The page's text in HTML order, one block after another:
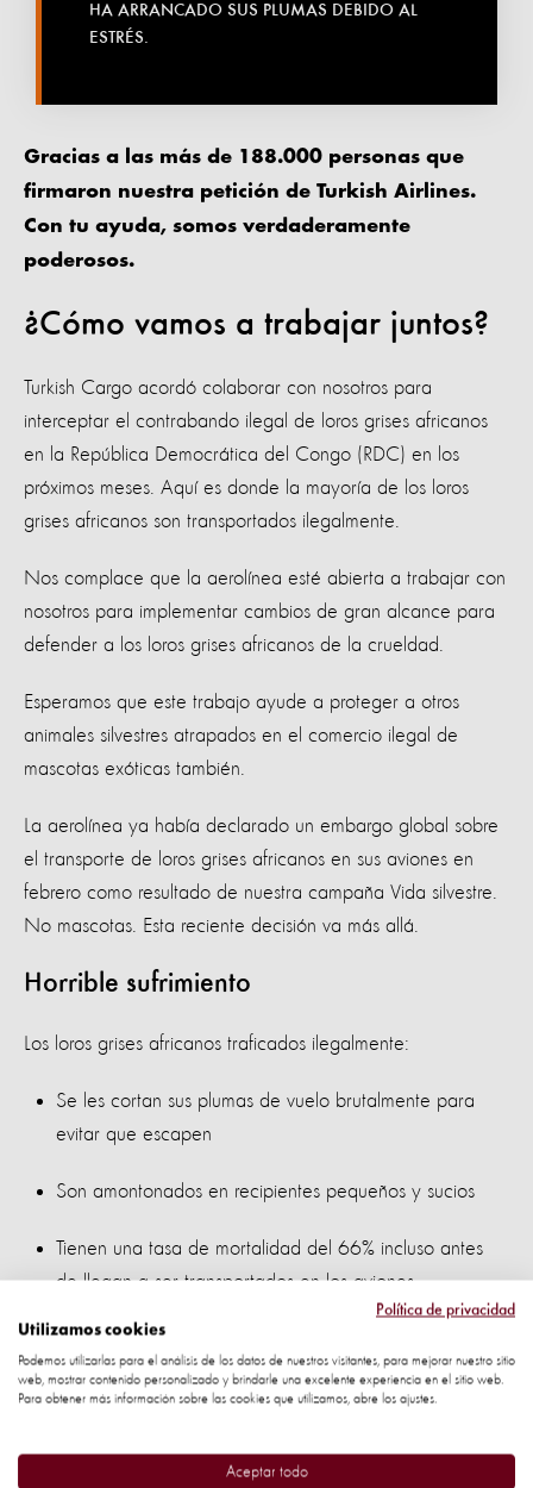
HA ARRANCADO SUS PLUMAS DEBIDO AL
ESTRÉS.
Gracias a las más de 188.000 personas que
firmaron nuestra petición de Turkish Airlines.
Con tu ayuda, somos verdaderamente
poderosos.
¿Cómo vamos a trabajar juntos?
Turkish Cargo acordó colaborar con nosotros para
interceptar el contrabando ilegal de loros grises africanos
en la República Democrática del Congo (RDC) en los
próximos meses. Aquí es donde la mayoría de los loros
grises africanos son transportados ilegalmente.
Nos complace que la aerolínea esté abierta a trabajar con
nosotros para implementar cambios de gran alcance para
defender a los loros grises africanos de la crueldad.
Esperamos que este trabajo ayude a proteger a otros
animales silvestres atrapados en el comercio ilegal de
mascotas exóticas también.
La aerolínea ya había declarado un embargo global sobre
el transporte de loros grises africanos en sus aviones en
febrero como resultado de nuestra campaña Vida silvestre.
No mascotas. Esta reciente decisión va más allá.
Horrible sufrimiento
Los loros grises africanos traficados ilegalmente:
Se les cortan sus plumas de vuelo brutalmente para
evitar que escapen
Son amontonados en recipientes pequeños y sucios
Tienen una tasa de mortalidad del 66% incluso antes
de llegan a ser transportados en los aviones.
Política de privacidad
Utilizamos cookies
Podemos utilizarlas para el análisis de los datos de nuestros visitantes, para mejorar nuestro sitio
web, mostrar contenido personalizado y brindarle una excelente experiencia en el sitio web.
Para obtener más información sobre las cookies que utilizamos, abre los ajustes.
Aceptar todo